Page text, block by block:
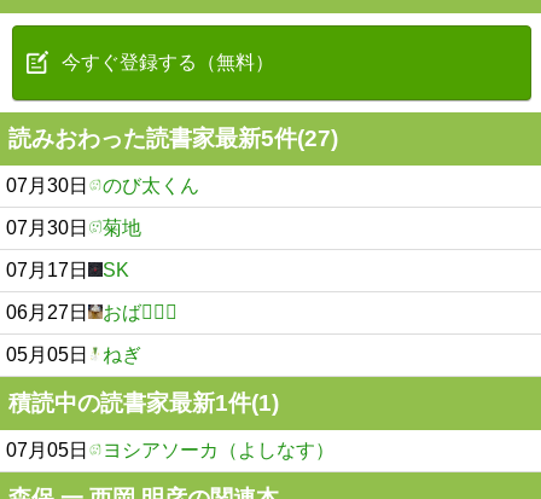
今すぐ登録する（無料）
読みおわった読書家最新5件(27)
07月30日 のび太くん
07月30日 菊地
07月17日 SK
06月27日 おば🫪🫪🫪
05月05日 ねぎ
積読中の読書家最新1件(1)
07月05日 ヨシアソーカ（よしなす）